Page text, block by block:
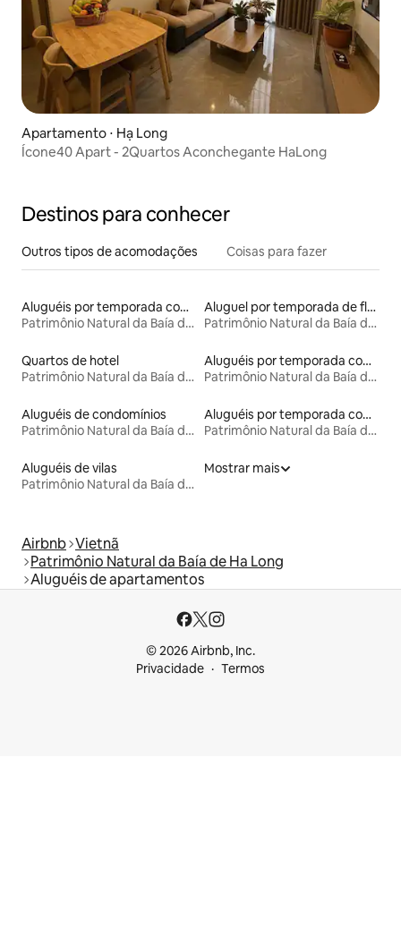
Apartamento ⋅ Hạ Long
Ícone40 Apart - 2Quartos Aconchegante HaLong
Destinos para conhecer
Outros tipos de acomodações Coisas para fazer
Aluguéis por temporada com acesso à praia
Patrimônio Natural da Baía de Ha Long
Aluguel por temporada de flats
Patrimônio Natural da Baía de Ha Long
Quartos de hotel
Patrimônio Natural da Baía de Ha Long
Aluguéis por temporada com banheira de hidromassagem
Patrimônio Natural da Baía de Ha Long
Aluguéis de condomínios
Patrimônio Natural da Baía de Ha Long
Aluguéis por temporada com café da manhã
Patrimônio Natural da Baía de Ha Long
Aluguéis de vilas
Patrimônio Natural da Baía de Ha Long
Mostrar mais
Airbnb Vietnã
Patrimônio Natural da Baía de Ha Long
Aluguéis de apartamentos
© 2026 Airbnb, Inc.
Privacidade
Termos